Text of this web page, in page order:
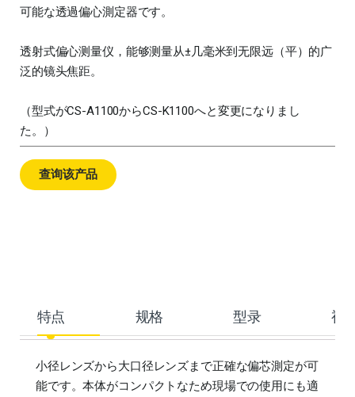
可能な透過偏心測定器です。
透射式偏心测量仪，能够测量从±几毫米到无限远（平）的广
泛的镜头焦距。
（型式がCS-A1100からCS-K1100へと変更になりまし
た。）
查询该产品
特点 规格 型录 视
小径レンズから大口径レンズまで正確な偏芯測定が可
能です。本体がコンパクトなため現場での使用にも適